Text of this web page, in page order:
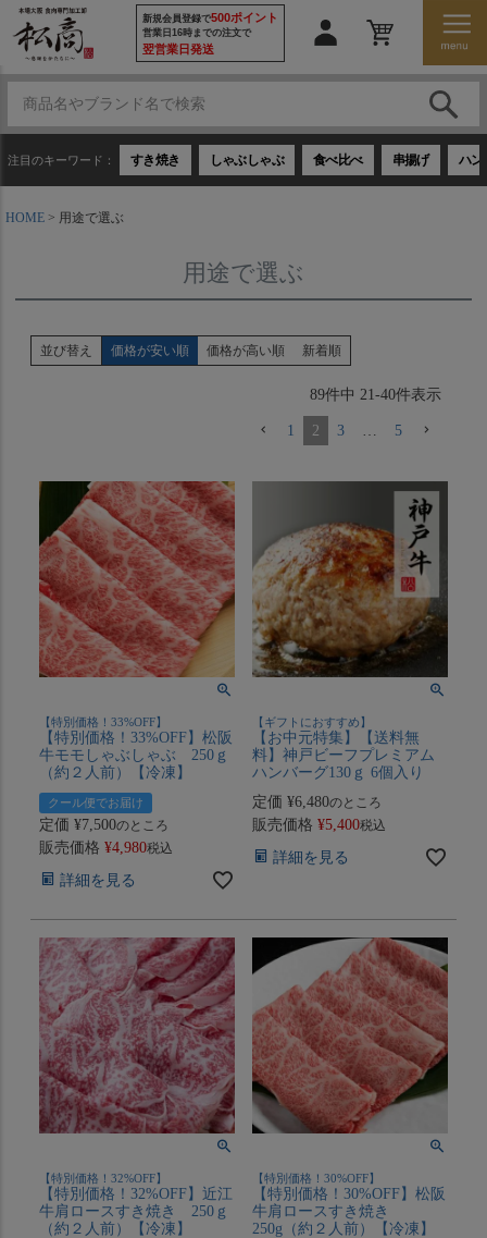
新規会員登録で500ポイント
営業日16時までの注文で
翌営業日発送
注目のキーワード： すき焼き しゃぶしゃぶ 食べ比べ 串揚げ ハン
HOME 用途で選ぶ
用途で選ぶ
並び替え 価格が安い順 価格が高い順 新着順
89件中 21-40件表示
1 2 3 … 5
【特別価格！33%OFF】
【特別価格！33%OFF】松阪
牛モモしゃぶしゃぶ 250ｇ
（約２人前）【冷凍】
クール便でお届け
定価 ¥7,500のところ
販売価格 ¥4,980税込
詳細を見る
【ギフトにおすすめ】
【お中元特集】【送料無
料】神戸ビーフプレミアム
ハンバーグ130ｇ 6個入り
定価 ¥6,480のところ
販売価格 ¥5,400税込
詳細を見る
【特別価格！32%OFF】
【特別価格！32%OFF】近江
牛肩ロースすき焼き 250ｇ
（約２人前）【冷凍】
【特別価格！30%OFF】
【特別価格！30%OFF】松阪
牛肩ロースすき焼き
250g（約２人前）【冷凍】